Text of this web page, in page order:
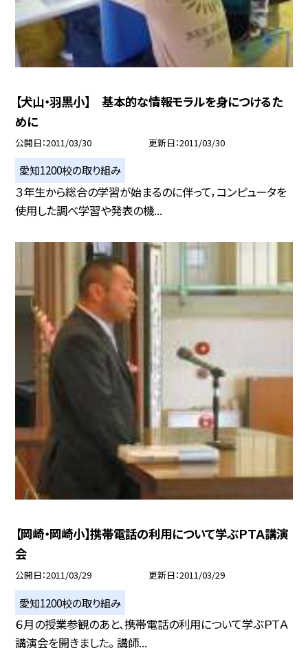
【犬山・羽黒小】 基本的な情報モラルを身につけるた
めに
公開日 2011/03/30 更新日 2011/03/30
愛知1200校の取り組み
３年生から総合の学習が始まるのに伴って，コンピュータを
使用した調べ学習や発表の機...
【岡崎・岡崎小】携帯電話の利用について学ぶＰＴＡ講演
会
公開日 2011/03/29 更新日 2011/03/29
愛知1200校の取り組み
６月の授業参観のあと、携帯電話の利用について学ぶＰＴＡ
講演会を開きました。 講師...